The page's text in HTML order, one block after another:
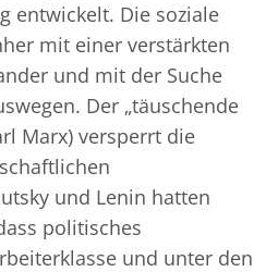
entwickelt. Die soziale
mit einer verstärkten
und mit der Suche
Der „täuschende
Marx) versperrt die
und Lenin hatten
politisches
und unter den